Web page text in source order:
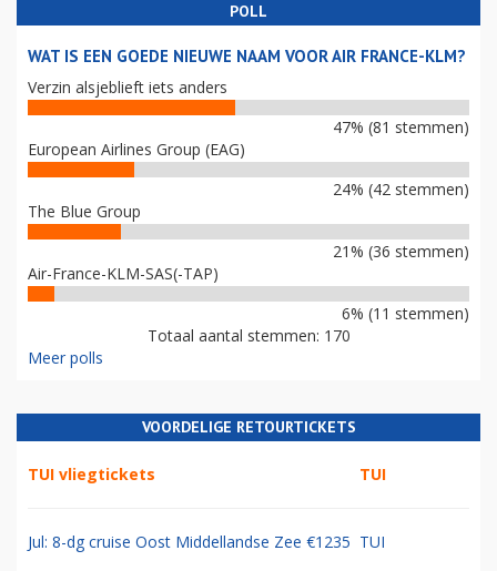
POLL
WAT IS EEN GOEDE NIEUWE NAAM VOOR AIR FRANCE-KLM?
Verzin alsjeblieft iets anders
47% (81 stemmen)
European Airlines Group (EAG)
24% (42 stemmen)
The Blue Group
21% (36 stemmen)
Air-France-KLM-SAS(-TAP)
6% (11 stemmen)
Totaal aantal stemmen: 170
Meer polls
VOORDELIGE RETOURTICKETS
TUI vliegtickets TUI
Jul: 8-dg cruise Oost Middellandse Zee €1235 TUI